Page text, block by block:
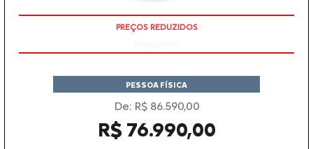
APROVEITE!
PESSOA FÍSICA
De: R$ 86.590,00
R$ 76.990,00